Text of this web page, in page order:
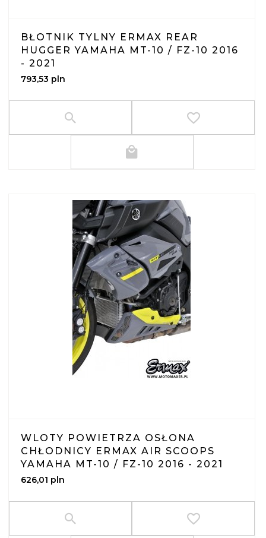
BŁOTNIK TYLNY ERMAX REAR
HUGGER YAMAHA MT-10 / FZ-10 2016
- 2021
793,53 pln
WLOTY POWIETRZA OSŁONA
CHŁODNICY ERMAX AIR SCOOPS
YAMAHA MT-10 / FZ-10 2016 - 2021
626,01 pln